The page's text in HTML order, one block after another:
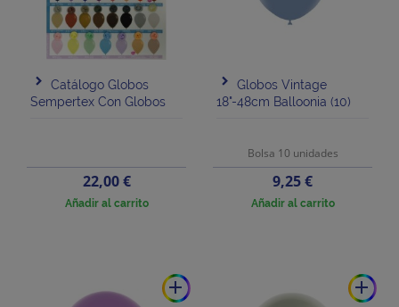
Catálogo Globos
Sempertex Con Globos
Precio
22,00 €
Añadir al carrito
Globos Vintage
18"-48cm Balloonia (10)
Bolsa 10 unidades
Precio
9,25 €
Añadir al carrito
add add